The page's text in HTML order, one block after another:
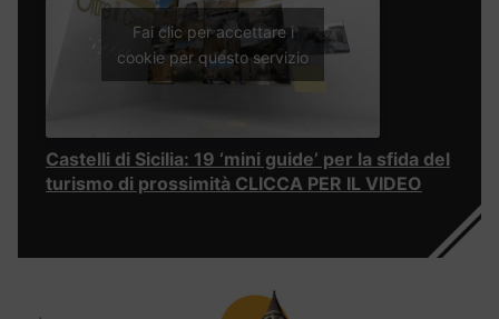
Fai clic per accettare i
cookie per questo servizio
Castelli di Sicilia: 19 ‘mini guide’ per la sfida del
turismo di prossimità CLICCA PER IL VIDEO